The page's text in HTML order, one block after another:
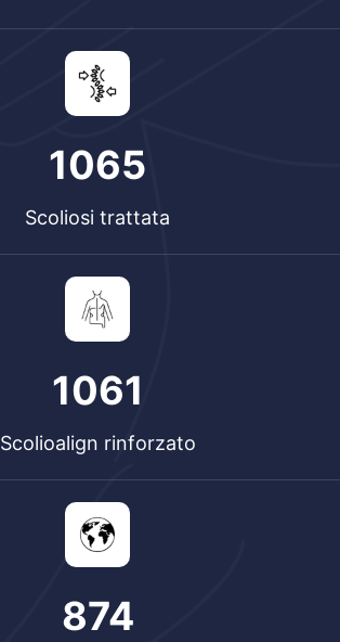
1393
Scoliosi trattata
1385
Scolioalign rinforzato
874